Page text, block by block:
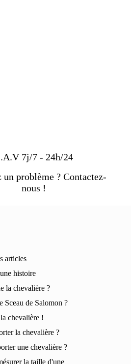
7j/7 - 24h/24
un problème ? Contactez-
nous !
articles
histoire
la chevalière ?
Sceau de Salomon ?
chevalière !
la chevalière ?
une chevalière ?
la taille d'une